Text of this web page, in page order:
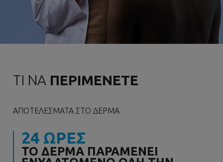
ΤΙ ΝΑ ΠΕΡΙΜΕΝΕΤΕ
ΑΠΟΤΕΛΈΣΜΑΤΑ ΣΤΟ ΔΈΡΜΑ
24 ΩΡΕΣ
ΤΟ ΔΈΡΜΑ ΠΑΡΑΜΈΝΕΙ